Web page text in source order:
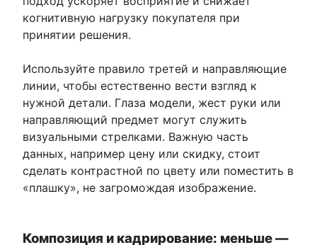
когнитивную нагрузку покупателя при
принятии решения.
Используйте правило третей и направляющие
линии, чтобы естественно вести взгляд к
нужной детали. Глаза модели, жест руки или
направляющий предмет могут служить
визуальными стрелками. Важную часть
данных, например цену или скидку, стоит
сделать контрастной по цвету или поместить в
«плашку», не загромождая изображение.
Композиция и кадрирование: меньше —